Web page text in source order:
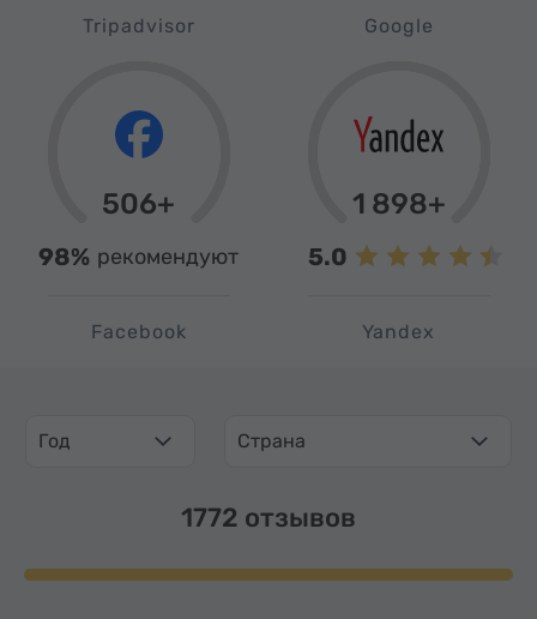
Tripadvisor Google
506+
98% рекомендуют
Facebook
1 898+
5.0
Yandex
Год Страна
1772 отзывов